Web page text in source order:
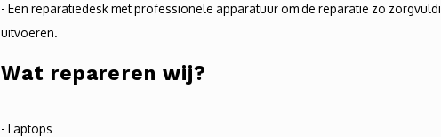
- Een reparatiedesk met professionele apparatuur om de reparatie zo
uitvoeren.
Wat repareren wij?
- Laptops